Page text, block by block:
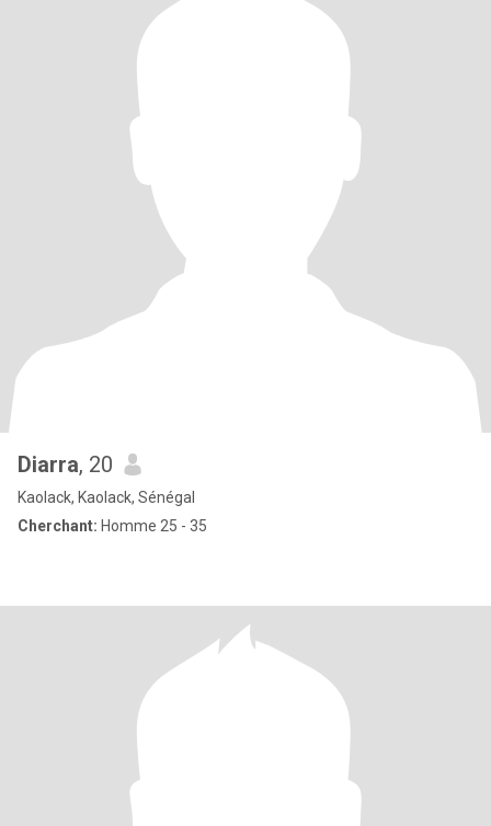
Diarra, 20
Kaolack, Kaolack, Sénégal
Cherchant: Homme 25 - 35